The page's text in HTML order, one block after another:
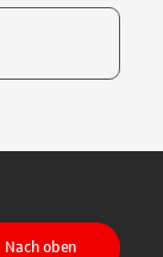
Nach oben